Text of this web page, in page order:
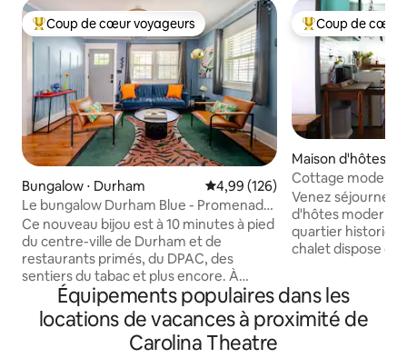
Coups de cœur voyageurs les plus appréciés
Coup de cœur voyageurs
Bungalow ⋅ Durham Évaluation moyenne sur la
4,99 (126)
Le bungalow Durham Blue - Promenade
au centre-ville
Ce nouveau bijou est à 10 minutes à pied
du centre-ville de Durham et de
restaurants primés, du DPAC, des
sentiers du tabac et plus encore. À
moins de 2 miles de l'université Duke.
Hôpital, installations sportives et
commerces. Ce bungalow de 2 lits/1 salle
de bain est situé en hauteur sur un
Coups de cœur
Coup de cœur
Maison d'hôtes ⋅
Cottage
vintage près du
Venez séjourner
d'hôtes moderne
quartier
chalet dispose de
Notre cottage
confortable et
rustique. Ce
Équipements populaires dans les
locations de vacances à proximité de
Carolina Theatre